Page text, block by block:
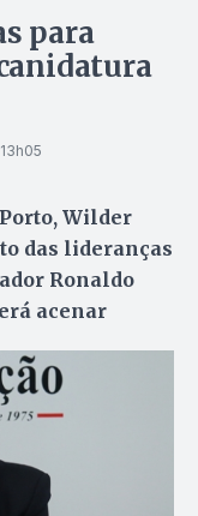
para
Wilder
das lideranças
Ronaldo
acenar